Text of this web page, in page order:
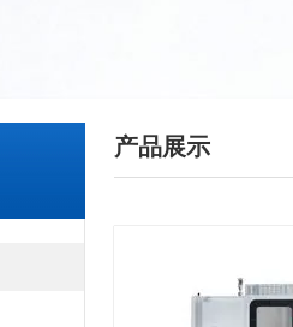
产品展示